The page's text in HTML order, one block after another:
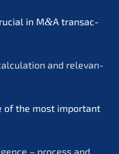
in M&A transac­
and relevan­
of the most important
– process and